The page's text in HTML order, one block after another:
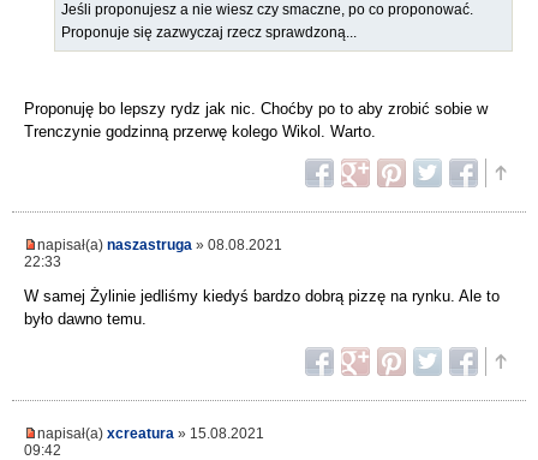
Jeśli proponujesz a nie wiesz czy smaczne, po co proponować.
Proponuje się zazwyczaj rzecz sprawdzoną...
Proponuję bo lepszy rydz jak nic. Choćby po to aby zrobić sobie w
Trenczynie godzinną przerwę kolego Wikol. Warto.
napisał(a) naszastruga » 08.08.2021
22:33
W samej Żylinie jedliśmy kiedyś bardzo dobrą pizzę na rynku. Ale to
było dawno temu.
napisał(a) xcreatura » 15.08.2021
09:42